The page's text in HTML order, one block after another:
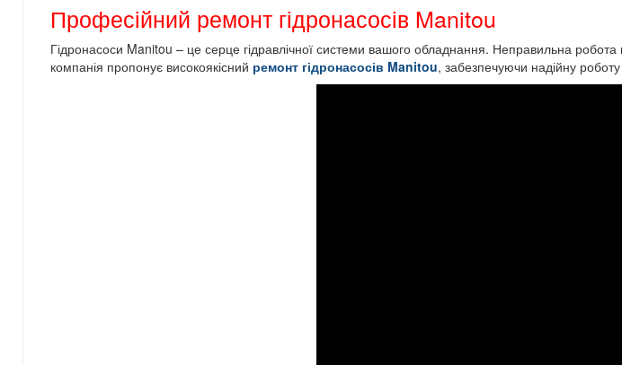
Професійний ремонт гідронасосів Manitou
Гідронасоси Manitou – це серце гідравлічної системи вашого обладнання. Неправильна
компанія пропонує високоякісний ремонт гідронасосів Manitou, забезпечуючи надійну